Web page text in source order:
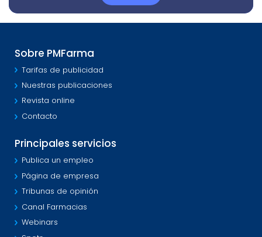
Sobre PMFarma
Tarifas de publicidad
Nuestras publicaciones
Revista online
Contacto
Principales servicios
Publica un empleo
Página de empresa
Tribunas de opinión
Canal Farmacias
Webinars